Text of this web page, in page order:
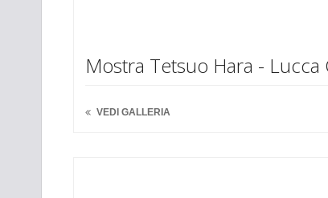
Mostra Tetsuo Hara - Lucca
VEDI GALLERIA